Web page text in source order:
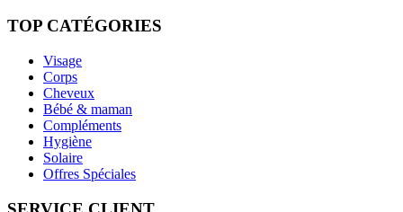
TOP CATÉGORIES
Visage
Corps
Cheveux
Bébé & maman
Compléments
Hygiène
Solaire
Offres Spéciales